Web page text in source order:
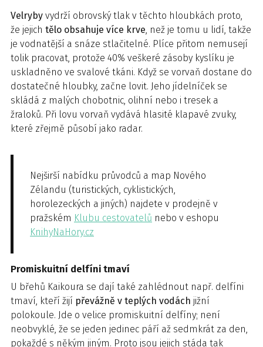
Velryby vydrží obrovský tlak v těchto hloubkách proto,
že jejich tělo obsahuje více krve, než je tomu u lidí, takže
je vodnatější a snáze stlačitelné. Plíce přitom nemusejí
tolik pracovat, protože 40% veškeré zásoby kyslíku je
uskladněno ve svalové tkáni. Když se vorvaň dostane do
dostatečné hloubky, začne lovit. Jeho jídelníček se
skládá z malých chobotnic, olihní nebo i tresek a
žraloků. Při lovu vorvaň vydává hlasité klapavé zvuky,
které zřejmě působí jako radar.
Nejširší nabídku průvodců a map Nového
Zélandu (turistických, cyklistických,
horolezeckých a jiných) najdete v prodejně v
pražském Klubu cestovatelů nebo v eshopu
KnihyNaHory.cz
Promiskuitní delfíni tmaví
U břehů Kaikoura se dají také zahlédnout např. delfíni
tmaví, kteří žijí převážně v teplých vodách jižní
polokoule. Jde o velice promiskuitní delfíny; není
neobvyklé, že se jeden jedinec páří až sedmkrát za den,
pokaždé s někým jiným. Proto jsou jejich stáda tak